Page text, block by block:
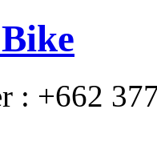
: +662